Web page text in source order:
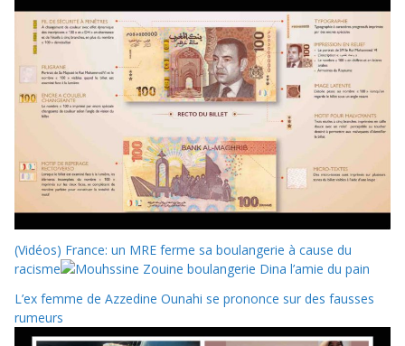
(Vidéos) France: un MRE ferme sa boulangerie à cause du
racisme
L’ex femme de Azzedine Ounahi se prononce sur des fausses
rumeurs